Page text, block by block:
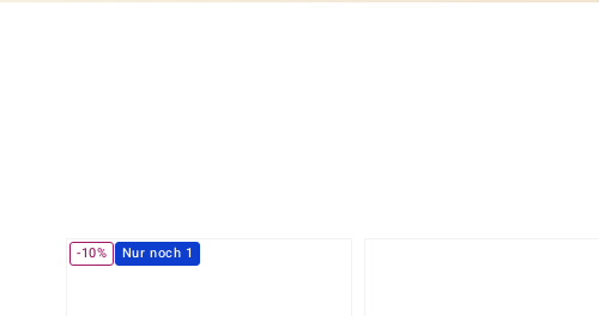
-10% Nur noch 1